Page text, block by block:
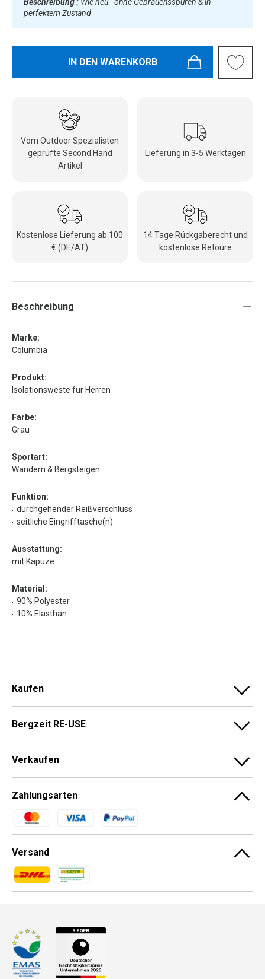
perfektem Zustand
IN DEN WARENKORB
Vom Outdoor Spezialisten
geprüfte Second Hand
Artikel
Lieferung in 3-5 Werktagen
Kostenlose Lieferung ab 100
€ (DE/AT)
14 Tage Rückgaberecht und
kostenlose Retoure
Beschreibung
Marke:
Columbia
Produkt:
Isolationsweste für Herren
Farbe:
Grau
Sportart:
Wandern & Bergsteigen
Funktion:
durchgehender Reißverschluss
seitliche Eingrifftasche(n)
Ausstattung:
mit Kapuze
Material:
90% Polyester
10% Elasthan
Kaufen
Bergzeit RE-USE
Verkaufen
Zahlungsarten
Zahlungsmethoden
Versand
Zahlungsmethoden
Zahlungsmethoden